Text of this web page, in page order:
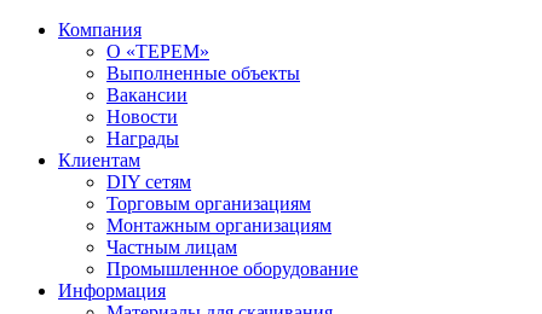
Компания
О «ТЕРЕМ»
Выполненные объекты
Вакансии
Новости
Награды
Клиентам
DIY сетям
Торговым организациям
Монтажным организациям
Частным лицам
Промышленное оборудование
Информация